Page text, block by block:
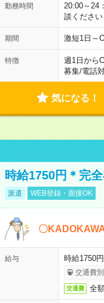
勤務時間
20:00～24
談ください
期間 激短1日～
特徴 週1日から
募集/電話
気になる！
時給1750円＊完
派遣 WEB登録・面接OK
〇
給与 時給1750円
交通費
交通費 全